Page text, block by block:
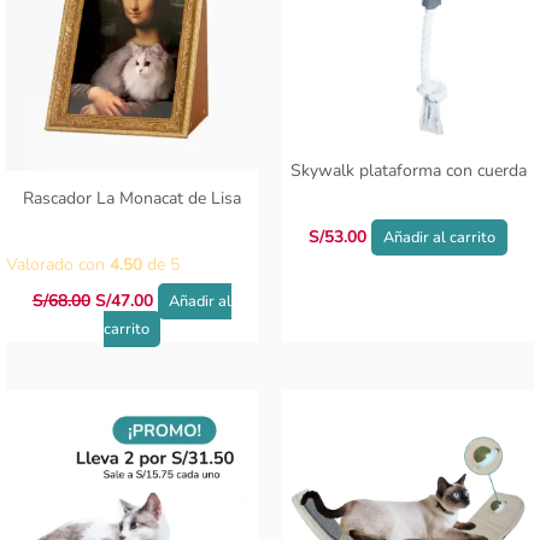
Rascador La Monacat de Lisa
Valorado con 4.50 de 5
S/68.00 S/47.00
Añadir al
carrito
Skywalk plataforma con cuerda
S/53.00 Añadir al carrito